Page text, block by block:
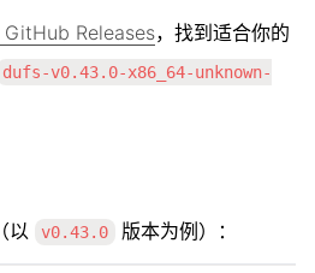
GitHub Releases，找到适合你的
dufs-v0.43.0-x86_64-unknown-
以 v0.43.0 版本为例）：